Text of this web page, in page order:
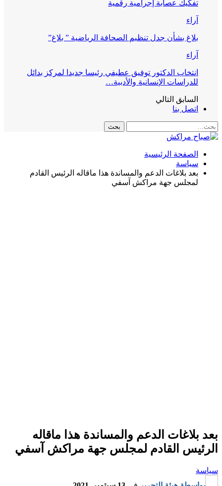
تفكيك عصابة إجرامية رقمية
آراء
بلاغ بشأن جدل تنظيم الصحافة الرياضية ” بلاغ”
آراء
انتخاب الدكتور توفيق عطيفي رئيسا جديدا لمركز بدائل
للدراسات الإنسانية والأدبية…
السابق التالي
اتصل بنا
الصفحة الرئيسية
سياسة
بعد بلاغات الدعم والمساندة هذا ماقاله الرئيس القادم
لمجلس جهة مراكش آسفي
بعد بلاغات الدعم والمساندة هذا ماقاله
الرئيس القادم لمجلس جهة مراكش آسفي
سياسة